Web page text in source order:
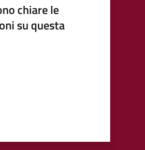
chiare le
su questa